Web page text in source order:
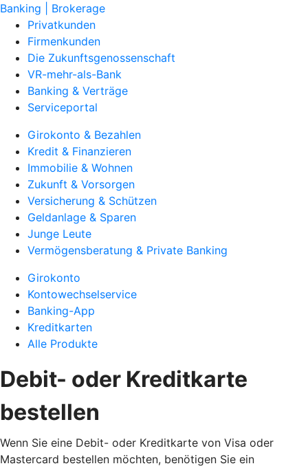
Banking | Brokerage
Privatkunden
Firmenkunden
Die Zukunftsgenossenschaft
VR-mehr-als-Bank
Banking & Verträge
Serviceportal
Girokonto & Bezahlen
Kredit & Finanzieren
Immobilie & Wohnen
Zukunft & Vorsorgen
Versicherung & Schützen
Geldanlage & Sparen
Junge Leute
Vermögensberatung & Private Banking
Girokonto
Kontowechselservice
Banking-App
Kreditkarten
Alle Produkte
Debit- oder Kreditkarte
bestellen
Wenn Sie eine Debit- oder Kreditkarte von Visa oder
Mastercard bestellen möchten, benötigen Sie ein